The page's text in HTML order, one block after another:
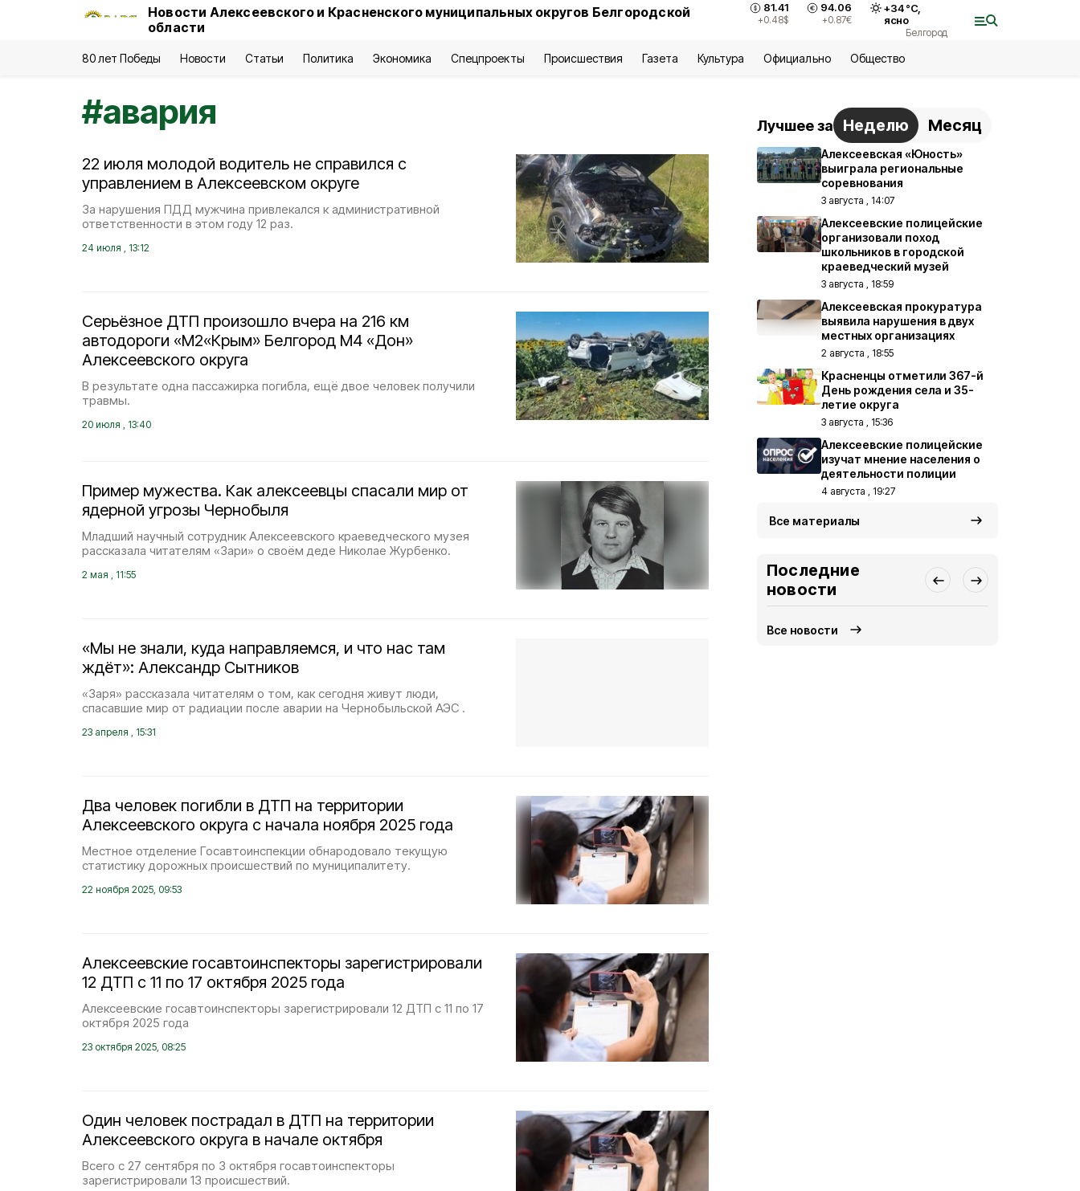
Новости Алексеевского и Красненского муниципальных округов Белгородской
области
81.41
+0.48$
94.06
+0.87€
+34°С,
ясно
Белгород
80 лет Победы Новости Статьи Политика Экономика Спецпроекты Происшествия Газета Культура Официально Общество
#авария
22 июля молодой водитель не справился с
управлением в Алексеевском округе
За нарушения ПДД мужчина привлекался к административной
ответственности в этом году 12 раз.
24 июля , 13:12
Серьёзное ДТП произошло вчера на 216 км
автодороги «М2«Крым» Белгород М4 «Дон»
Алексеевского округа
В результате одна пассажирка погибла, ещё двое человек получили
травмы.
20 июля , 13:40
Пример мужества. Как алексеевцы спасали мир от
ядерной угрозы Чернобыля
Младший научный сотрудник Алексеевского краеведческого музея
рассказала читателям «Зари» о своём деде Николае Журбенко.
2 мая , 11:55
«Мы не знали, куда направляемся, и что нас там
ждёт»: Александр Сытников
«Заря» рассказала читателям о том, как сегодня живут люди,
спасавшие мир от радиации после аварии на Чернобыльской АЭС .
23 апреля , 15:31
Два человек погибли в ДТП на территории
Алексеевского округа с начала ноября 2025 года
Местное отделение Госавтоинспекции обнародовало текущую
статистику дорожных происшествий по муниципалитету.
22 ноября 2025, 09:53
Алексеевские госавтоинспекторы зарегистрировали
12 ДТП с 11 по 17 октября 2025 года
Алексеевские госавтоинспекторы зарегистрировали 12 ДТП с 11 по 17
октября 2025 года
23 октября 2025, 08:25
Один человек пострадал в ДТП на территории
Алексеевского округа в начале октября
Всего с 27 сентября по 3 октября госавтоинспекторы
зарегистрировали 13 происшествий.
Лучшее за Неделю Месяц
Алексеевская «Юность»
выиграла региональные
соревнования
3 августа , 14:07
Алексеевские полицейские
организовали поход
школьников в городской
краеведческий музей
3 августа , 18:59
Алексеевская прокуратура
выявила нарушения в двух
местных организациях
2 августа , 18:55
Красненцы отметили 367-й
День рождения села и 35-
летие округа
3 августа , 15:36
Алексеевские полицейские
изучат мнение населения о
деятельности полиции
4 августа , 19:27
Все материалы
Последние
новости
Все новости